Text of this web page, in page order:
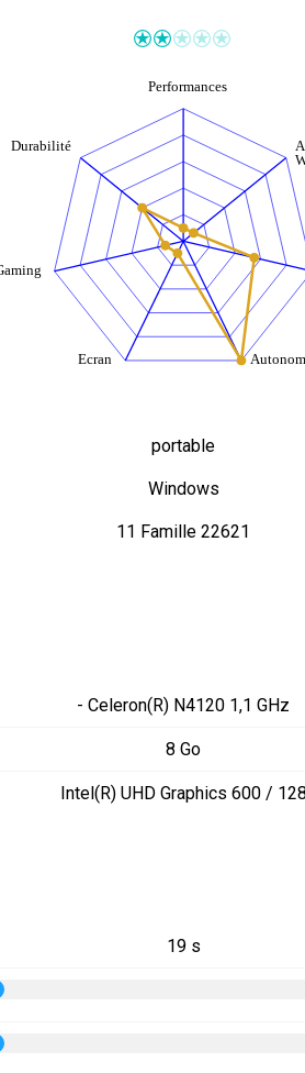
portable
Windows
11 Famille 22621
- Celeron(R) N4120 1,1 GHz
8 Go
Intel(R) UHD Graphics 600 /
19 s